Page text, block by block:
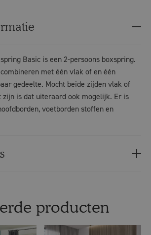
Basic is een 2-persoons boxspring.
met één vlak of en één
gedeelte. Mocht beide zijden vlak of
zijn is dat uiteraard ook mogelijk. Er is
voetborden stoffen en
producten